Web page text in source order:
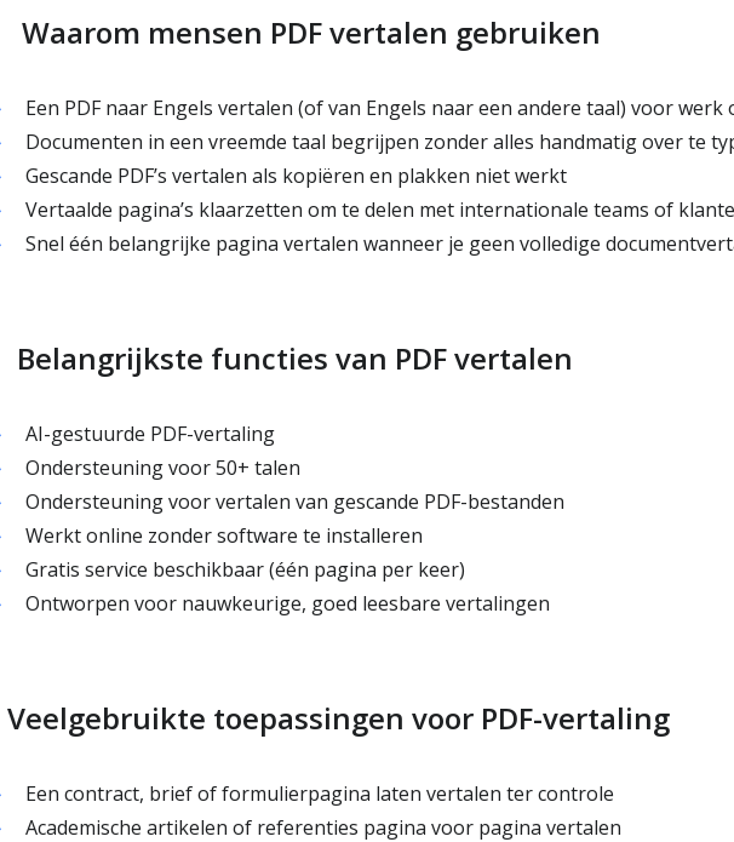
Waarom mensen PDF vertalen gebruiken
Een PDF naar Engels vertalen (of van Engels naar een andere taal) voor werk
Documenten in een vreemde taal begrijpen zonder alles handmatig over te
Gescande PDF’s vertalen als kopiëren en plakken niet werkt
Vertaalde pagina’s klaarzetten om te delen met internationale teams of
Snel één belangrijke pagina vertalen wanneer je geen volledige
Belangrijkste functies van PDF vertalen
AI-gestuurde PDF-vertaling
Ondersteuning voor 50+ talen
Ondersteuning voor vertalen van gescande PDF-bestanden
Werkt online zonder software te installeren
Gratis service beschikbaar (één pagina per keer)
Ontworpen voor nauwkeurige, goed leesbare vertalingen
Veelgebruikte toepassingen voor PDF-vertaling
Een contract, brief of formulierpagina laten vertalen ter controle
Academische artikelen of referenties pagina voor pagina vertalen